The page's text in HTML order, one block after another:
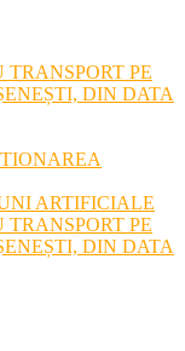
TRANSPORT PE
DIN DATA
ARTIFICIALE
TRANSPORT PE
DIN DATA